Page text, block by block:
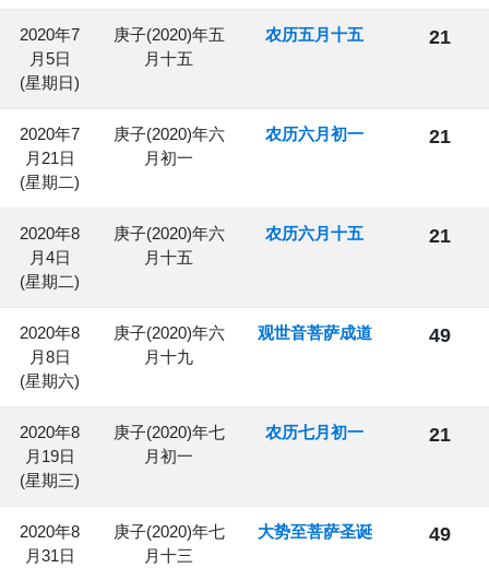
2020年7
月5日
(星期日)
庚子(2020)年五
月十五
农历五月十五 21
2020年7
月21日
(星期二)
庚子(2020)年六
月初一
农历六月初一 21
2020年8
月4日
(星期二)
庚子(2020)年六
月十五
农历六月十五 21
2020年8
月8日
(星期六)
庚子(2020)年六
月十九
观世音菩萨成道 49
2020年8
月19日
(星期三)
庚子(2020)年七
月初一
农历七月初一 21
2020年8
月31日
庚子(2020)年七
月十三
大势至菩萨圣诞 49